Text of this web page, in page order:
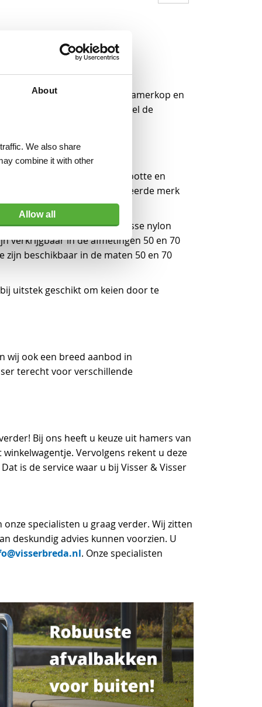
About
We also share
combine it with other
Allow all
uit twee onderdelen: de hamerkop en
met de hamerkop, oftewel de
Dit heeft vooral met de grootte en
zijn van het gerenommeerde merk
topkwaliteit!
bij het aankloppen. De losse nylon
verkrijgbaar in de afmetingen 50 en 70
zijn beschikbaar in de maten 50 en 70
uitstek geschikt om keien door te
wij ook een breed aanbod in
terecht voor verschillende
Bij ons heeft u keuze uit hamers van
Vervolgens rekent u deze
is de service waar u bij Visser & Visser
onze specialisten u graag verder. Wij zitten
deskundig advies kunnen voorzien. U
. Onze specialisten